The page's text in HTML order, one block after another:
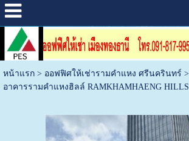
หน้าแรก> ออฟฟิศให้เช่ารามคำแหง ศรีนครินทร์ >
อาคารรามคำแหงฮิลล์ RAMKHAMHAENG HILLS